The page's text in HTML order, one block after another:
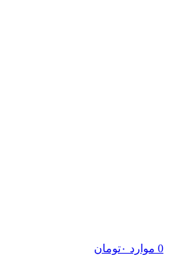
0 موارد ۰تومان